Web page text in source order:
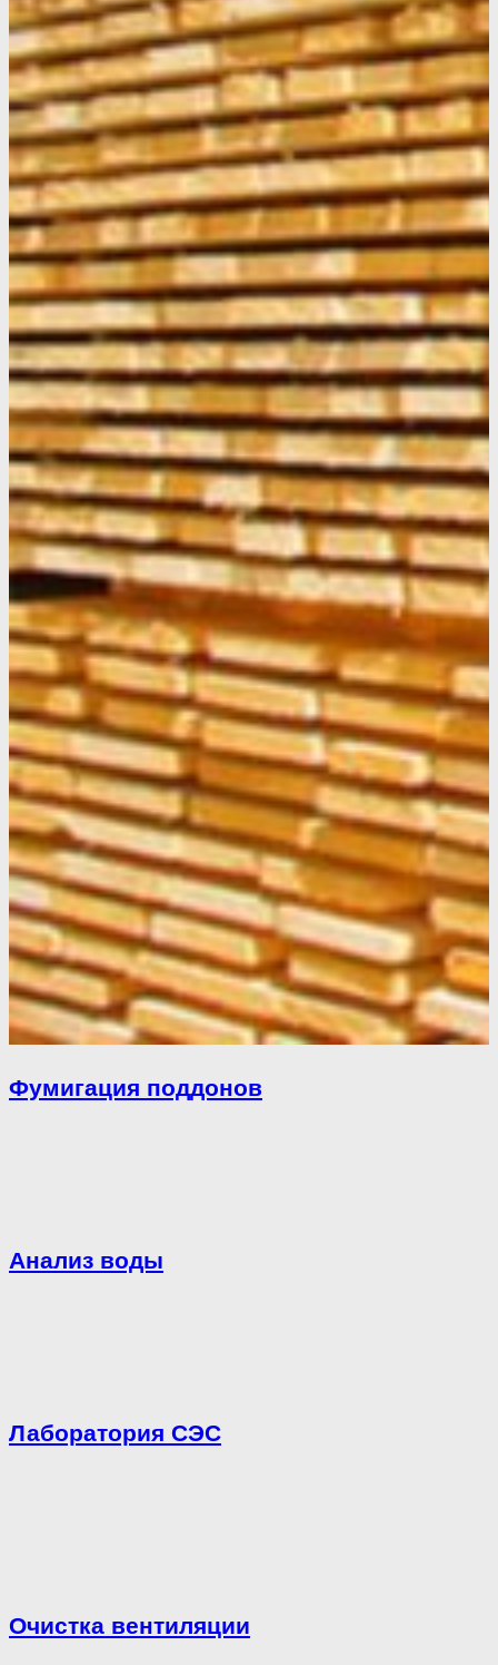
Фумигация поддонов
Анализ воды
Лаборатория СЭС
Очистка вентиляции